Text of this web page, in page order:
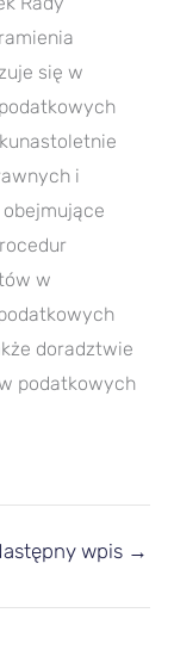
się w
i
w
doradztwie
podatkowych
wpis →